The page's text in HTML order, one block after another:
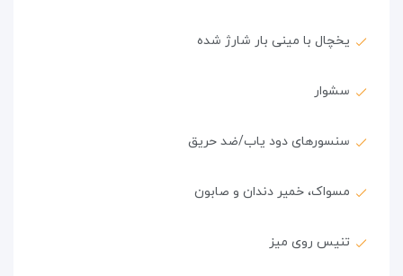
یخچال با مینی بار شارژ شده
سشوار
سنسورهای دود یاب/ضد حریق
مسواک، خمیر دندان و صابون
تنیس روی میز